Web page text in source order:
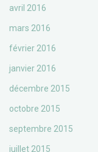
avril 2016
mars 2016
février 2016
janvier 2016
décembre 2015
octobre 2015
septembre 2015
juillet 2015